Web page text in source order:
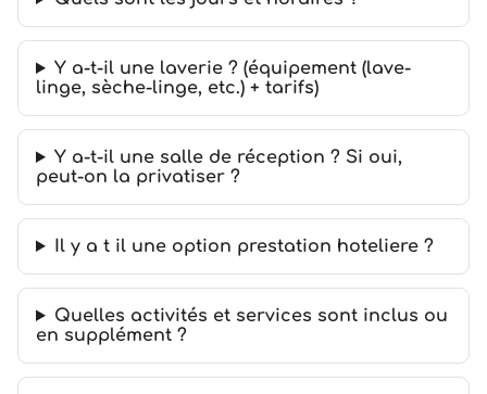
Y a-t-il une laverie ? (équipement (lave-
linge, sèche-linge, etc.) + tarifs)
Y a-t-il une salle de réception ? Si oui,
peut-on la privatiser ?
Il y a t il une option prestation hoteliere ?
Quelles activités et services sont inclus ou
en supplément ?